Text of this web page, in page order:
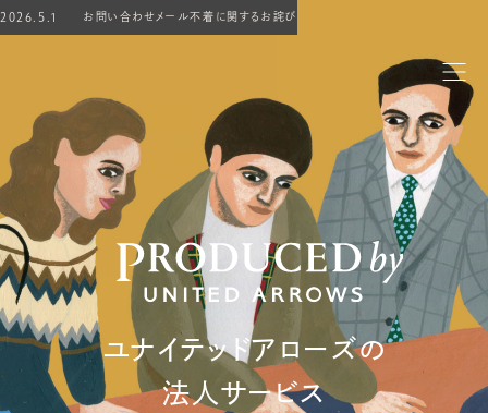
2026.5.1 お問い合わせメール不着に関するお詫び
ユナイテッドアローズの
法人サービス